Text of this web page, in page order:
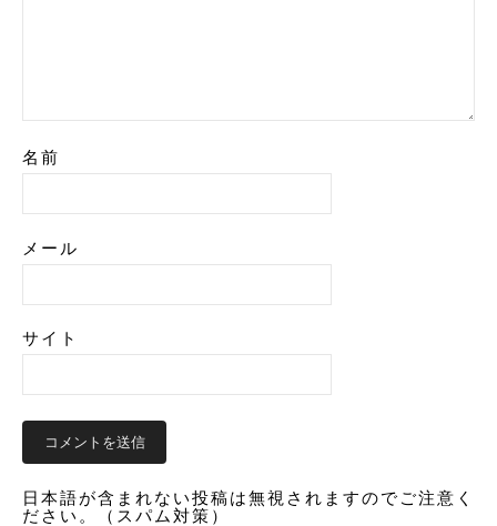
名前
メール
サイト
日本語が含まれない投稿は無視されますのでご注意く
ださい。（スパム対策）